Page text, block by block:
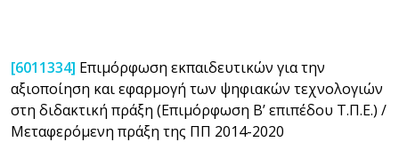
[6011334] Επιμόρφωση εκπαιδευτικών για την
αξιοποίηση και εφαρμογή των ψηφιακών τεχνολογιών
στη διδακτική πράξη (Επιμόρφωση Β’ επιπέδου Τ.Π.Ε.) /
Μεταφερόμενη πράξη της ΠΠ 2014-2020